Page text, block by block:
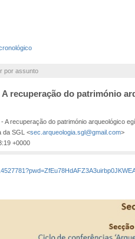
por assunto
recuperação do património
A recuperação do património arqueológico
da SGL <sec.arqueologia.sgl@gmail.com>
+0000